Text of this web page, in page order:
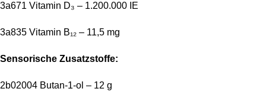
3a671 Vitamin D₃ – 1.200.000 IE
3a835 Vitamin B₁₂ – 11,5 mg
Sensorische Zusatzstoffe:
2b02004 Butan-1-ol – 12 g